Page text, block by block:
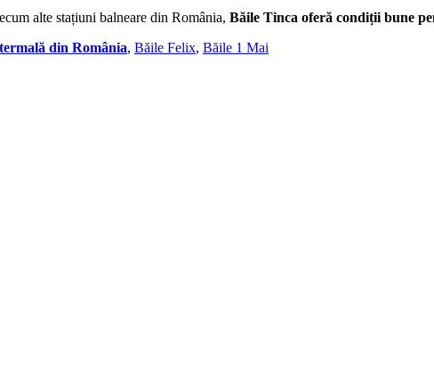
alte stațiuni balneare din România, Băile Tinca oferă condiții bune
din România, Băile Felix, Băile 1 Mai